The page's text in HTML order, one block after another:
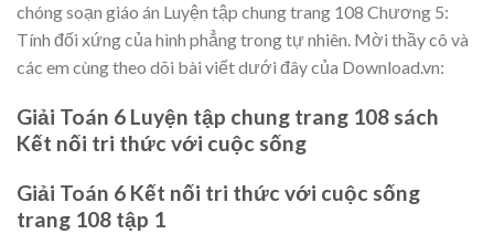
chóng soạn giáo án Luyện tập chung trang 108 Chương 5:
Tính đối xứng của hình phẳng trong tự nhiên. Mời thầy cô và
các em cùng theo dõi bài viết dưới đây của Download.vn:
Giải Toán 6 Luyện tập chung trang 108 sách
Kết nối tri thức với cuộc sống
Giải Toán 6 Kết nối tri thức với cuộc sống
trang 108 tập 1